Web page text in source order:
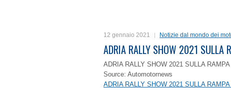
12 gennaio 2021 Notizie dal mondo dei
ADRIA RALLY SHOW 2021 SULLA
ADRIA RALLY SHOW 2021 SULLA
Source: Automotornews
ADRIA RALLY SHOW 2021 SULLA